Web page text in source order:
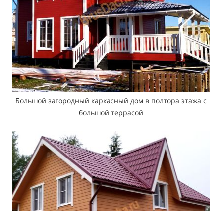
Большой загородный каркасный дом в полтора этажа с
большой террасой